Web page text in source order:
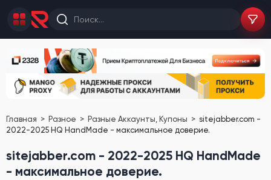
Главная Разное Разные Аккаунты, Купоны
sitejabber.com -
2022-2025 HQ HandMade - максимальное доверие.
sitejabber.com - 2022-2025 HQ HandMade
- максимальное доверие.